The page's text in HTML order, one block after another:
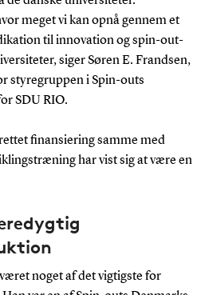
meget vi kan opnå gennem et
til innovation og spin-out-
siger Søren E. Frandsen,
styregruppen i Spin-outs
SDU RIO.
finansiering samme med
har vist sig at være en
noget af det vigtigste for